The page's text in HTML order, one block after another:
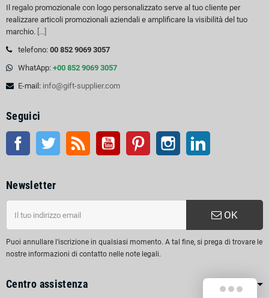
Il regalo promozionale con logo personalizzato serve al tuo cliente per
realizzare articoli promozionali aziendali e amplificare la visibilità del tuo
marchio. [...]
telefono: 00 852 9069 3057
WhatApp: +00 852 9069 3057
E-mail: info@gift-supplier.com
Seguici
Facebook Twitter RSS Youtube Pinterest Instagram
Newsletter
OK
Puoi annullare l'iscrizione in qualsiasi momento. A tal fine, si prega di trovare le
nostre informazioni di contatto nelle note legali.
Centro assistenza